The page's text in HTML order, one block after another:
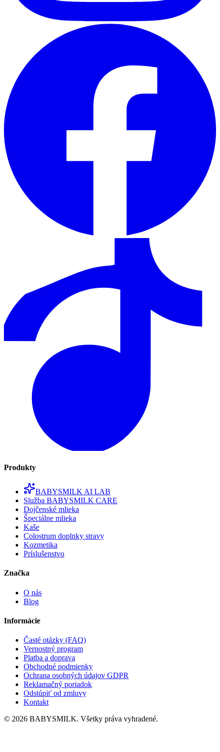
Produkty
BABYSMILK AI LAB
Služba BABYSMILK CARE
Dojčenské mlieka
Špeciálne mlieka
Kaše
Colostrum doplnky stravy
Kozmetika
Príslušenstvo
Značka
O nás
Blog
Informácie
Časté otázky (FAQ)
Vernostný program
Platba a doprava
Obchodné podmienky
Ochrana osobných údajov GDPR
Reklamačný poriadok
Odstúpiť od zmluvy
Kontakt
© 2026 BABYSMILK. Všetky práva vyhradené.